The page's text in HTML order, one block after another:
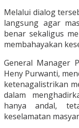
Melalui dialog
langsung agar
benar sekaligus
membahayakan
General Manager
Heny Purwanti,
ketenagalistrikan
dalam
hanya andal,
keselamatan